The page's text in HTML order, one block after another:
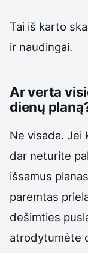
Tai iš karto
ir naudingai.
Ar verta
dienų
Ne visada. Jei
dar neturite
išsamus
paremtas
dešimties
atrodytumėte